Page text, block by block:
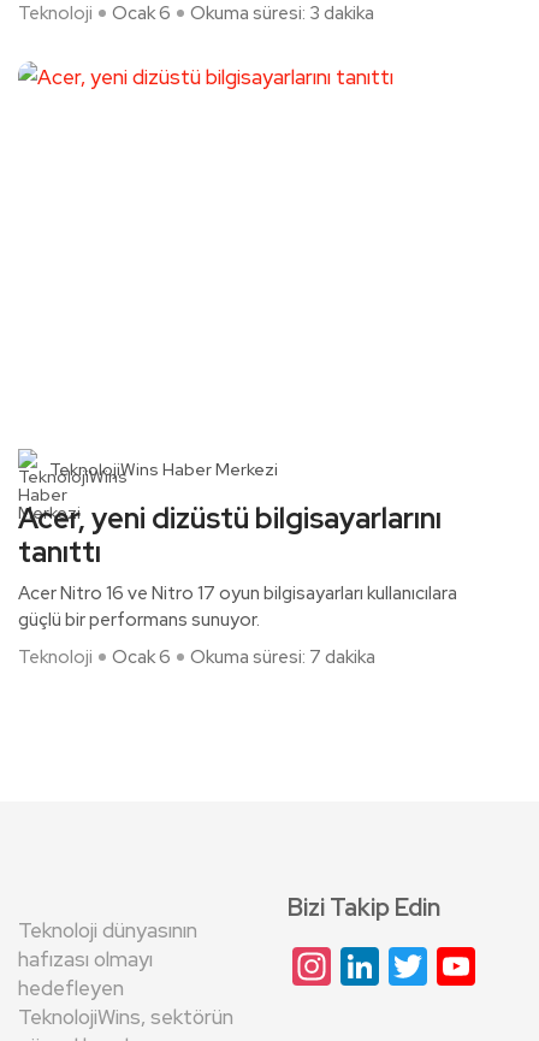
Teknoloji
Ocak 6 Okuma süresi: 3 dakika
TeknolojiWins Haber Merkezi
Acer, yeni dizüstü bilgisayarlarını
tanıttı
Acer Nitro 16 ve Nitro 17 oyun bilgisayarları kullanıcılara
güçlü bir performans sunuyor.
Teknoloji
Ocak 6 Okuma süresi: 7 dakika
Teknoloji dünyasının
hafızası olmayı
hedefleyen
TeknolojiWins, sektörün
Bizi Takip Edin
Instagram
LinkedIn